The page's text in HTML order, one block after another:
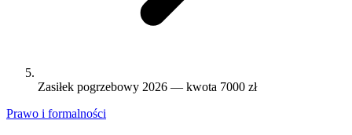
Zasiłek pogrzebowy 2026 — kwota 7000 zł
Prawo i formalności